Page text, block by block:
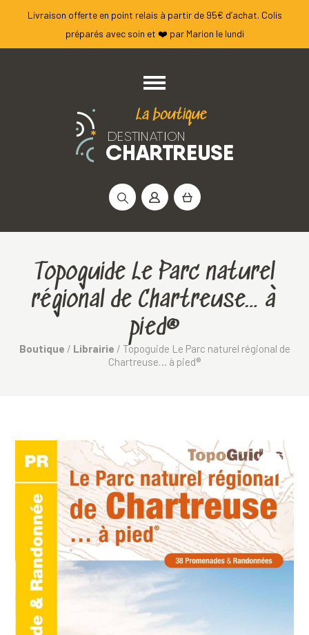
Livraison offerte en point relais à partir de 95€ d’achat. Colis
préparés avec soin et ❤️ par Marion le lundi
Rechercher :
Topoguide Le Parc naturel
régional de Chartreuse… à
pied®
Boutique / Librairie / Topoguide Le Parc naturel régional de
Chartreuse… à pied®